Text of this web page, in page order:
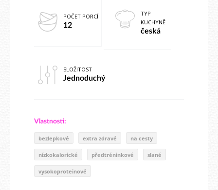
POČET PORCÍ
12
TYP
KUCHYNĚ
česká
SLOŽITOST
Jednoduchý
Vlastnosti:
bezlepkové extra zdravé na cesty
nízkokalorické předtréninkové slané
vysokoproteinové